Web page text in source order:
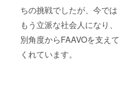
ちの挑戦でしたが、今では
もう立派な社会人になり、
別角度からFAAVOを支えて
くれています。